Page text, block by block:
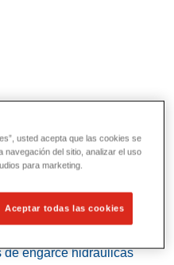
públicos y de
de servicios
de engarce hidráulicas
usted acepta que las cookies se
navegación del sitio, analizar el uso
para marketing.
Aceptar todas las cookies